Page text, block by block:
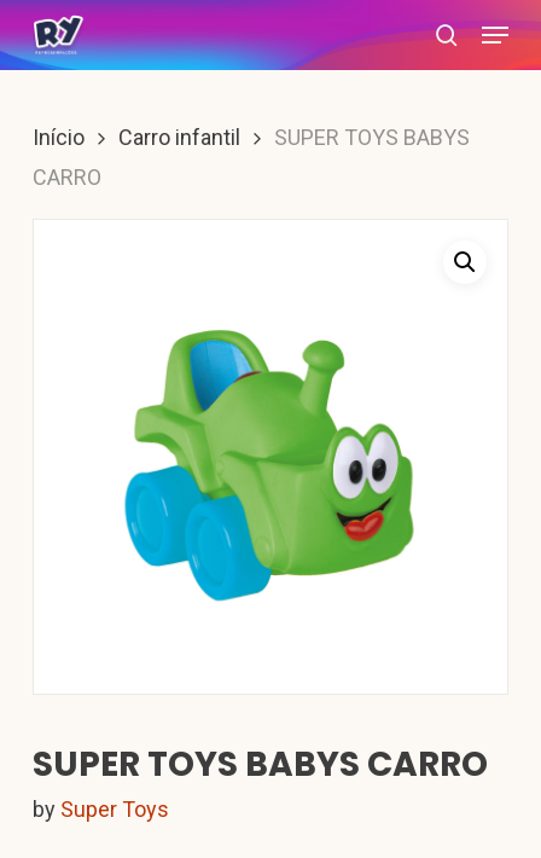
Skip
to
content
search
Menu
Início Carro infantil
SUPER TOYS BABYS
CARRO
SUPER TOYS BABYS CARRO
by Super Toys